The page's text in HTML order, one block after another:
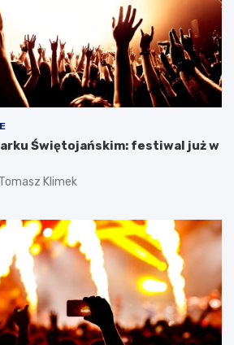
Świętojańskim: festiwal już w
Tomasz Klimek